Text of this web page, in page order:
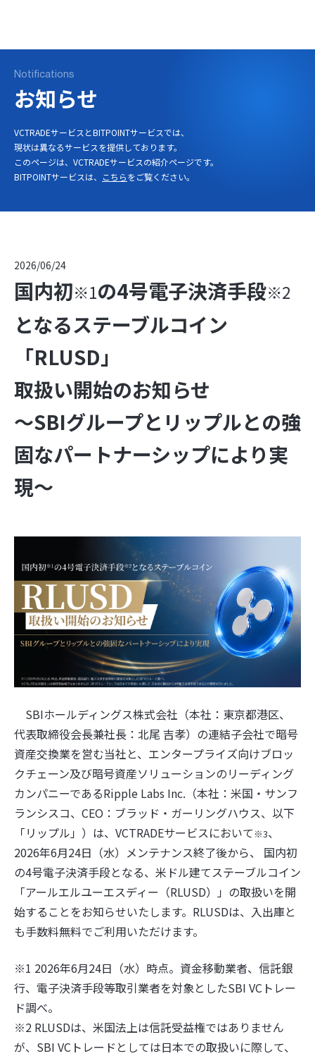
Notifications
お知らせ
VCTRADEサービスとBITPOINTサービスでは、
現状は異なるサービスを提供しております。
このページは、VCTRADEサービスの紹介ページです。
BITPOINTサービスは、
こちらをご覧ください。
2026/06/24
国内初※1の4号電子決済手段※2
となるステーブルコイン
「RLUSD」
取扱い開始のお知らせ
～SBIグループとリップルとの強
固なパートナーシップにより実
現～
SBIホールディングス株式会社（本社：東京都港区、
代表取締役会長兼社長：北尾 吉孝）の連結子会社で暗号
資産交換業を営む当社と、エンタープライズ向けブロッ
クチェーン及び暗号資産ソリューションのリーディング
カンパニーであるRipple Labs Inc.（本社：米国・サンフ
ランシスコ、CEO：ブラッド・ガーリングハウス、以下
「リップル」）は、VCTRADEサービスにおいて ※3、
2026年6月24日（水）メンテナンス終了後から、 国内初
の4号電子決済手段となる、米ドル建てステーブルコイン
「アールエルユーエスディー（RLUSD）」の取扱いを開
始することをお知らせいたします。RLUSDは、入出庫と
も手数料無料でご利用いただけます。
※1 2026年6月24日（水）時点。資金移動業者、信託銀
行、電子決済手段等取引業者を対象としたSBI VCトレー
ド調べ。
※2 RLUSDは、米国法上は信託受益権ではありません
が、SBI VCトレードとしては日本での取扱いに際して、